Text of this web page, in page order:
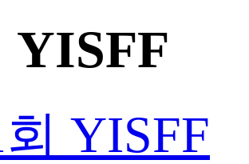
YISFF
YISFF